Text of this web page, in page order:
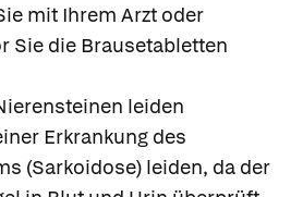
mit Ihrem Arzt oder
Sie die Brausetabletten
leiden
Erkrankung des
(Sarkoidose) leiden, da der